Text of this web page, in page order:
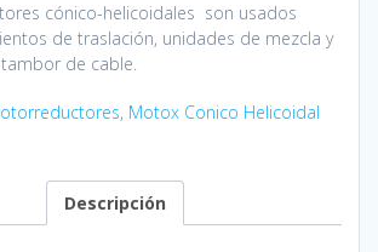
cónico-helicoidales son usados
de traslación, unidades de mezcla y
de cable.
, Motox Conico Helicoidal
Descripción